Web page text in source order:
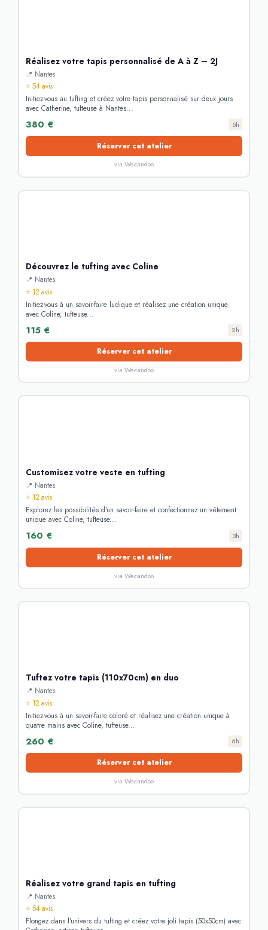
Réalisez votre tapis personnalisé de A à Z – 2J
📍 Nantes
⭐ 54 avis
Initiez-vous au tufting et créez votre tapis personnalisé sur deux jours
avec Catherine, tufteuse à Nantes...
380 € 5h
Réserver cet atelier
via Wecandoo
Découvrez le tufting avec Coline
📍 Nantes
⭐ 12 avis
Initiez-vous à un savoir-faire ludique et réalisez une création unique
avec Coline, tufteuse...
115 € 2h
Réserver cet atelier
via Wecandoo
Customisez votre veste en tufting
📍 Nantes
⭐ 12 avis
Explorez les possibilités d'un savoir-faire et confectionnez un vêtement
unique avec Coline, tufteuse...
160 € 3h
Réserver cet atelier
via Wecandoo
Tuftez votre tapis (110x70cm) en duo
📍 Nantes
⭐ 12 avis
Initiez-vous à un savoir-faire coloré et réalisez une création unique à
quatre mains avec Coline, tufteuse...
260 € 6h
Réserver cet atelier
via Wecandoo
Réalisez votre grand tapis en tufting
📍 Nantes
⭐ 54 avis
Plongez dans l'univers du tufting et créez votre joli tapis (50x50cm) avec